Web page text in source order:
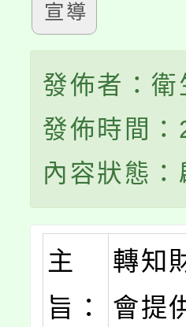
宣導
發佈者：衛
發佈時間
內容狀態：
主
旨：
轉知
會提